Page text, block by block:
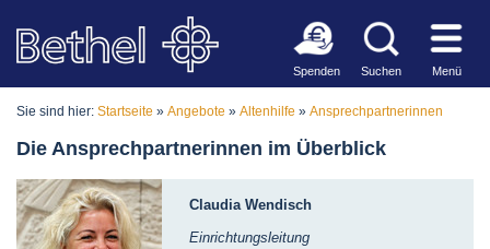
Spenden Suchen Menü
Sie sind hier: Startseite » Angebote » Altenhilfe » Ansprechpartnerinnen
Die Ansprechpartnerinnen im Überblick
Claudia Wendisch
Einrichtungsleitung